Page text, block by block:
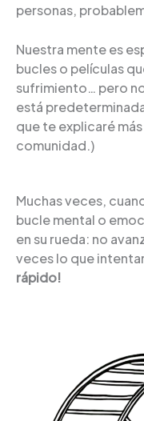
personas,
Nuestra mente es
bucles o películas
sufrimiento… pero
está
que te explicaré
comunidad.)
Muchas veces,
bucle mental o
en su rueda: no
veces lo que
rápido!